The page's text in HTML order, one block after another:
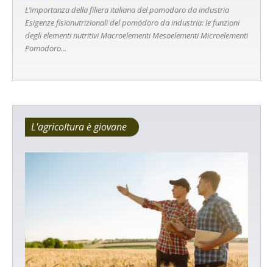
L’importanza della filiera italiana del pomodoro da industria
Esigenze fisionutrizionali del pomodoro da industria: le funzioni
degli elementi nutritivi Macroelementi Mesoelementi Microelementi
Pomodoro...
L'agricoltura è giovane